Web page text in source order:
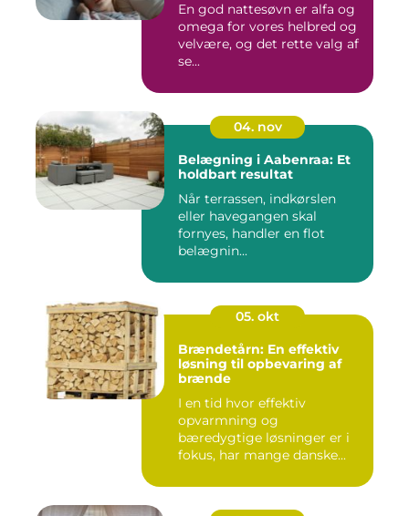
En god nattesøvn er alfa og
omega for vores helbred og
velvære, og det rette valg af
se...
04. nov
Belægning i Aabenraa: Et
holdbart resultat
Når terrassen, indkørslen
eller havegangen skal
fornyes, handler en flot
belægnin...
05. okt
Brændetårn: En effektiv
løsning til opbevaring af
brænde
I en tid hvor effektiv
opvarmning og
bæredygtige løsninger er i
fokus, har mange danske...